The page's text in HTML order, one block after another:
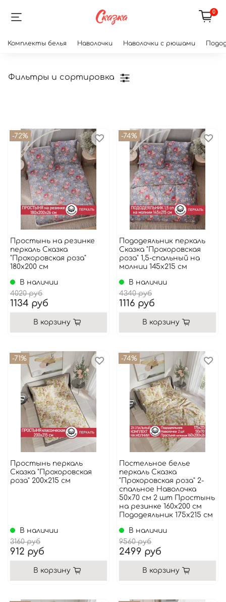
0
Комплекты белья Наволочки Наволочки с рюшами
-72%
Простынь на резинке
перкаль Сказка
"Прохоровская роза"
180x200 см
В наличии
4020 руб
1134 руб
В корзину
-74%
Пододеяльник перкаль
Сказка "Прохоровская
роза" 1,5-спальный на
молнии 145x215 см
В наличии
4340 руб
1116 руб
В корзину
-71%
Простынь перкаль
Сказка "Прохоровская
роза" 200x215 см
В наличии
3160 руб
912 руб
В корзину
-74%
Постельное белье
перкаль Сказка
"Прохоровская роза" 2-
спальное Наволочка
50х70 см 2 шт Простынь
на резинке 160x200 см
Пододеяльник 175x215 см
В наличии
9560 руб
2499 руб
В корзину
Фильтры и сортировка